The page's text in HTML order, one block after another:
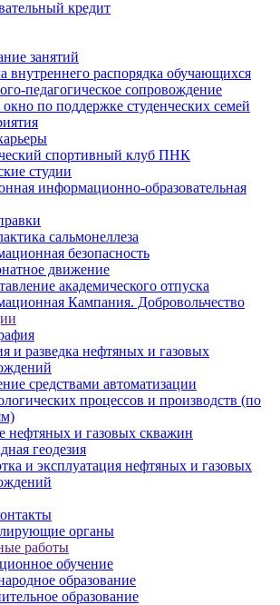
кредит
занятий
внутреннего распорядка обучающихся
педагогическое сопровождение
по поддержке студенческих семей
спортивный клуб ПНК
студии
информационно-образовательная
сальмонеллеза
безопасность
движение
академического отпуска
Кампания. Добровольчество
и разведка нефтяных и газовых
средствами автоматизации
процессов и производств (по
нефтяных и газовых скважин
геодезия
и эксплуатация нефтяных и газовых
органы
работы
обучение
образование
образование